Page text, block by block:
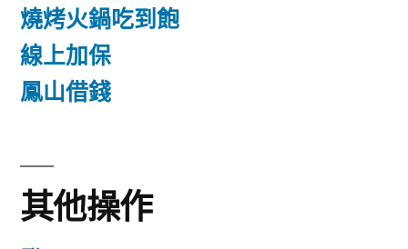
燒烤火鍋吃到飽
線上加保
鳳山借錢
其他操作